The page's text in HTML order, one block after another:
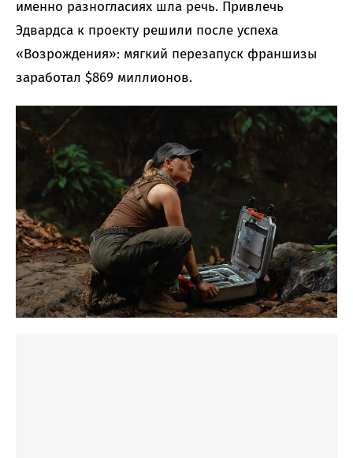
именно разногласиях шла речь. Привлечь
Эдвардса к проекту решили после успеха
«Возрождения»: мягкий перезапуск франшизы
заработал $869 миллионов.